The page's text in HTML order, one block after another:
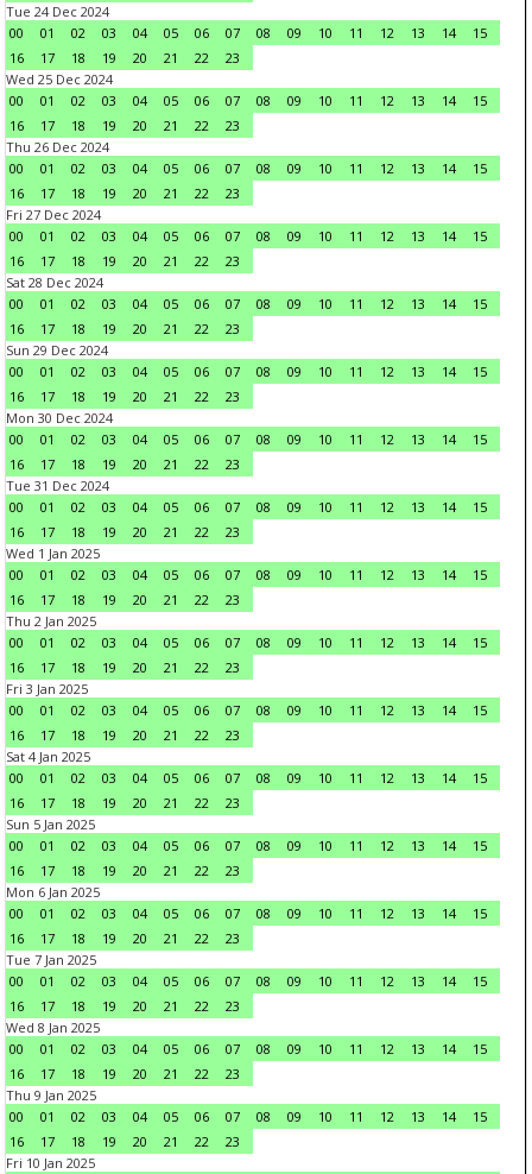
Tue 24 Dec 2024
00
01 02 03 04 05 06 07 08 09 10 11 12 13 14
15
16
17 18 19 20 21 22
23
Wed 25 Dec 2024
00
01 02 03 04 05 06 07 08 09 10 11 12 13 14
15
16
17 18 19 20 21 22
23
Thu 26 Dec 2024
00
01 02 03 04 05 06 07 08 09 10 11 12 13 14
15
16
17 18 19 20 21 22
23
Fri 27 Dec 2024
00
01 02 03 04 05 06 07 08 09 10 11 12 13 14
15
16
17 18 19 20 21 22
23
Sat 28 Dec 2024
00
01 02 03 04 05 06 07 08 09 10 11 12 13 14
15
16
17 18 19 20 21 22
23
Sun 29 Dec 2024
00
01 02 03 04 05 06 07 08 09 10 11 12 13 14
15
16
17 18 19 20 21 22
23
Mon 30 Dec 2024
00
01 02 03 04 05 06 07 08 09 10 11 12 13 14
15
16
17 18 19 20 21 22
23
Tue 31 Dec 2024
00
01 02 03 04 05 06 07 08 09 10 11 12 13 14
15
16
17 18 19 20 21 22
23
Wed 1 Jan 2025
00
01 02 03 04 05 06 07 08 09 10 11 12 13 14
15
16
17 18 19 20 21 22
23
Thu 2 Jan 2025
00
01 02 03 04 05 06 07 08 09 10 11 12 13 14
15
16
17 18 19 20 21 22
23
Fri 3 Jan 2025
00
01 02 03 04 05 06 07 08 09 10 11 12 13 14
15
16
17 18 19 20 21 22
23
Sat 4 Jan 2025
00
01 02 03 04 05 06 07 08 09 10 11 12 13 14
15
16
17 18 19 20 21 22
23
Sun 5 Jan 2025
00
01 02 03 04 05 06 07 08 09 10 11 12 13 14
15
16
17 18 19 20 21 22
23
Mon 6 Jan 2025
00
01 02 03 04 05 06 07 08 09 10 11 12 13 14
15
16
17 18 19 20 21 22
23
Tue 7 Jan 2025
00
01 02 03 04 05 06 07 08 09 10 11 12 13 14
15
16
17 18 19 20 21 22
23
Wed 8 Jan 2025
00
01 02 03 04 05 06 07 08 09 10 11 12 13 14
15
16
17 18 19 20 21 22
23
Thu 9 Jan 2025
00
01 02 03 04 05 06 07 08 09 10 11 12 13 14
15
16
17 18 19 20 21 22
23
Fri 10 Jan 2025